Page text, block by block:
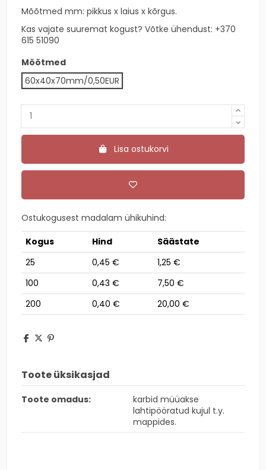
Mõõtmed mm: pikkus x laius x kõrgus.
Kas vajate suuremat kogust? Võtke ühendust: +370
615 51090
Mõõtmed
60x40x70mm/0,50EUR
Lisa ostukorvi
Ostukogusest madalam ühikuhind:
Kogus
Hind
Säästate
25
0,45 €
1,25 €
100
0,43 €
7,50 €
200
0,40 € 20,00 €
Toote üksikasjad
Toote omadus:
karbid müüakse
lahtipööratud kujul t.y.
mappides.